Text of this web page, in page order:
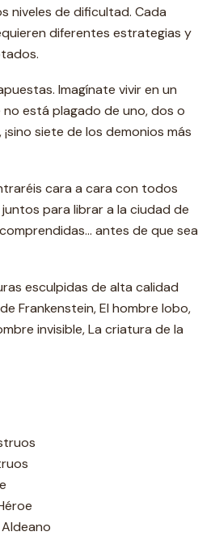
niveles de dificultad. Cada
diferentes estrategias y
Imagínate vivir en un
está plagado de uno, dos o
siete de los demonios más
cara a cara con todos
para librar a la ciudad de
antes de que sea
esculpidas de alta calidad
Frankenstein, El hombre lobo,
invisible, La criatura de la